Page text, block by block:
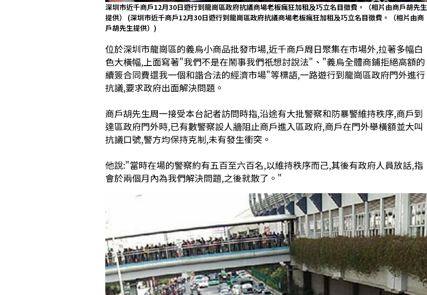
深圳市近千商戶12月30日遊行到龍崗區政府抗議商場老板瘋狂加租及巧立名目徵費。（相片由商戶胡先生
提供） (深圳市近千商戶12月30日遊行到龍崗區政府抗議商場老板瘋狂加租及巧立名目徵費。（相片由商
戶胡先生提供）)
位於深圳市龍崗區的義烏小商品批發市場,近千商戶周日聚集在市場外,拉著多幅白
色大橫幅,上面寫著"我們不是在鬧事我們祇想討說法"、"義烏全體商鋪拒絕高額的
續簽合同費還我一個和諧合法的經濟市場"等標語,一路遊行到龍崗區政府門外進行
抗議,要求政府出面解決問題。
商戶胡先生周一接受本台記者訪問時指,沿途有大批警察和防暴警維持秩序,商戶到
達區政府門外時,已有數警察設人牆阻止商戶進入區政府,商戶在門外舉橫額並大叫
抗議口號,警方均保持克制,未有發生衝突。
他說:"當時在場的警察約有五百至六百名,以維持秩序而己,其後有政府人員放話,指
會於兩個月內為我們解決問題,之後就散了。"